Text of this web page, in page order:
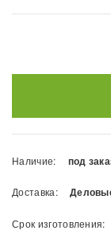
Наличие: под
Доставка:
Срок изготовления: